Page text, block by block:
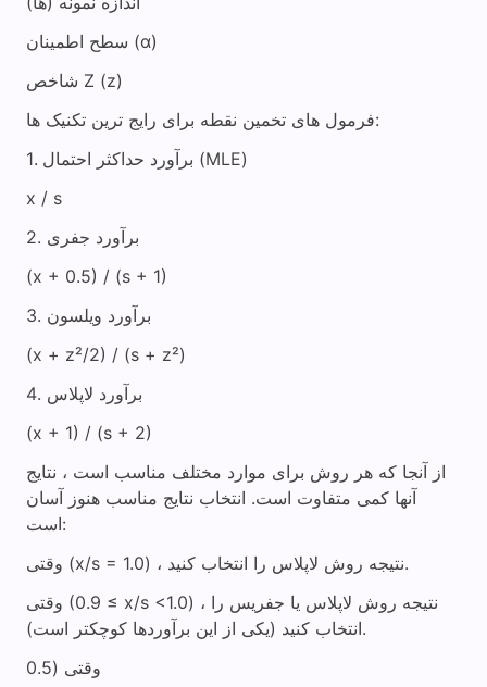
سطح اطمینان (α)
شاخص Z (z)
فرمول های تخمین نقطه برای رایج ترین تکنیک ها:
1. برآورد حداکثر احتمال (MLE)
x / s
2. برآورد جفری
(x + 0.5) / (s + 1)
3. برآورد ویلسون
(x + z²/2) / (s + z²)
4. برآورد لاپلاس
(x + 1) / (s + 2)
از آنجا که هر روش برای موارد مختلف مناسب است ، نتایج
آنها کمی متفاوت است. انتخاب نتایج مناسب هنوز آسان
است:
وقتی (x/s = 1.0) ، نتیجه روش لاپلاس را انتخاب کنید.
وقتی (0.9 ≤ x/s <1.0) ، نتیجه روش لاپلاس یا جفریس را
انتخاب کنید (یکی از این برآوردها کوچکتر است).
وقتی (0.5